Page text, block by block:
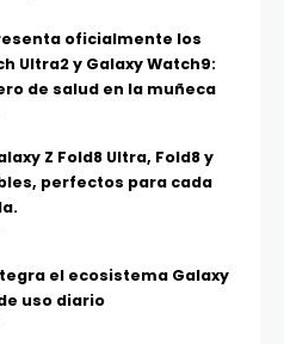
oficialmente los
Ultra2 y Galaxy Watch9:
de salud en la muñeca
Z Fold8 Ultra, Fold8 y
perfectos para cada
el ecosistema Galaxy
uso diario